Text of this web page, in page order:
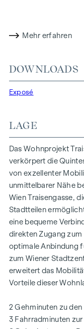
In der Traisengasse
Funktionalität in
Grundrissen, die von
stilvolle
Fußbodenheizung,
Fernwärme, für ein
Außenliegender,
Klimaanlagen in den
gewährleisten ein
den heißesten Tagen.
AUSSTATTUNG
Stilvolle
Außenliegender,
Klimaanlage im DG
Photovoltaikanlage
Digitale
schwarzes Brett
Mehr erfahren
DOWNLOADS
Exposé
LAGE
Das Wohnprojekt
verkörpert die
von exzellenter
unmittelbarer Nähe
Wien Traisengasse,
Stadtteilen
eine bequeme
direkten Zugang
optimale Anbindung
zum Wiener
erweitert das
Vorteile dieser
2 Gehminuten zu den
3 Fahrradminuten zur